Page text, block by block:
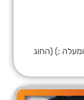
החוג הכי מתוק שיש! לילדות מגיל 4 ומעלה :) (החוג